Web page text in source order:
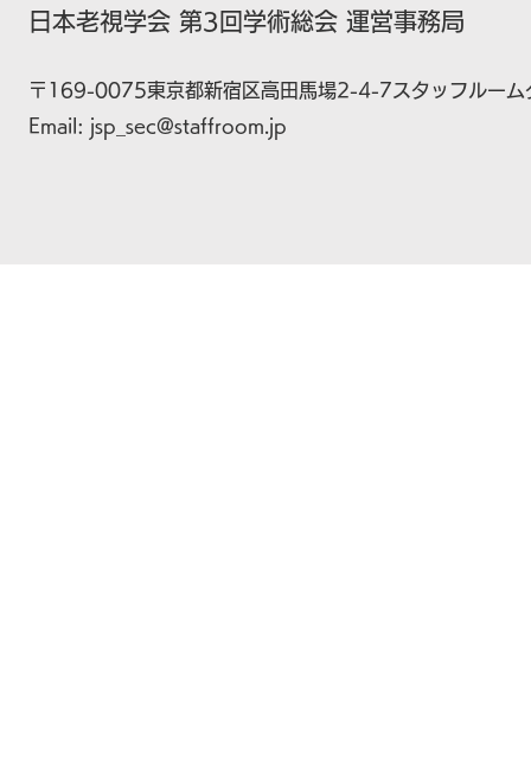
日本老視学会 第3回学術総会 運営事務局
〒169-0075東京都新宿区高田馬場2-4-7スタッフルーム
Email: jsp_sec@staffroom.jp